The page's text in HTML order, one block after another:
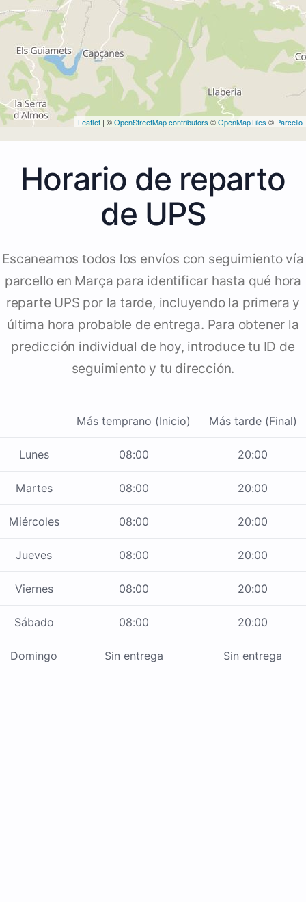
Leaflet | ©OpenStreetMap contributors ©OpenMapTiles © Parcello
Horario de reparto
de UPS
Escaneamos todos los envíos con seguimiento vía
parcello en Marça para identificar hasta qué hora
reparte UPS por la tarde, incluyendo la primera y
última hora probable de entrega. Para obtener la
predicción individual de hoy, introduce tu ID de
seguimiento y tu dirección.
Más temprano (Inicio) Más tarde (Final)
Lunes 08:00 20:00
Martes 08:00 20:00
Miércoles 08:00 20:00
Jueves 08:00 20:00
Viernes 08:00 20:00
Sábado 08:00 20:00
Domingo Sin entrega Sin entrega